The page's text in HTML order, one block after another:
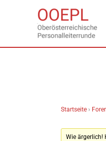
Startseite ›
Wie ärgerlich!